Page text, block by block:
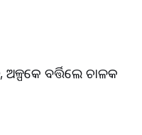
ବର୍ତ୍ତିଲେ ଚାଳକ